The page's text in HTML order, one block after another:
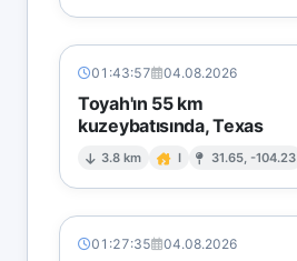
01:43:57 04.08.2026
Toyah'ın 55 km
kuzeybatısında, Texas
3.8 km I 31.65, -104.23
01:27:35 04.08.2026